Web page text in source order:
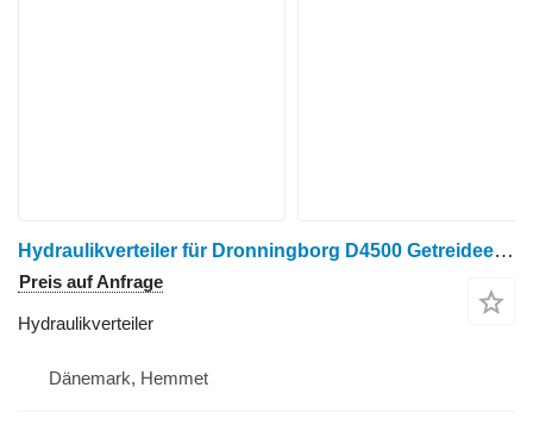
Hydraulikverteiler für Dronningborg D4500 Getreideernter
Preis auf Anfrage
Hydraulikverteiler
Dänemark, Hemmet